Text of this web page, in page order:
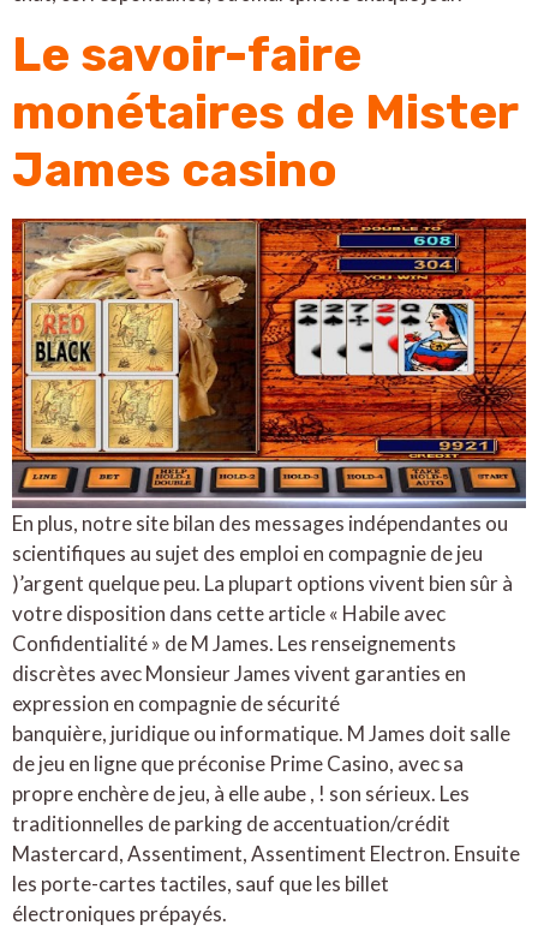
Le savoir-faire
monétaires de Mister
James casino
En plus, notre site bilan des messages indépendantes ou
scientifiques au sujet des emploi en compagnie de jeu
)’argent quelque peu. La plupart options vivent bien sûr à
votre disposition dans cette article « Habile avec
Confidentialité » de M James. Les renseignements
discrètes avec Monsieur James vivent garanties en
expression en compagnie de sécurité
banquière, juridique ou informatique. M James doit salle
de jeu en ligne que préconise Prime Casino, avec sa
propre enchère de jeu, à elle aube , ! son sérieux. Les
traditionnelles de parking de accentuation/crédit
Mastercard, Assentiment, Assentiment Electron. Ensuite
les porte-cartes tactiles, sauf que les billet
électroniques prépayés.